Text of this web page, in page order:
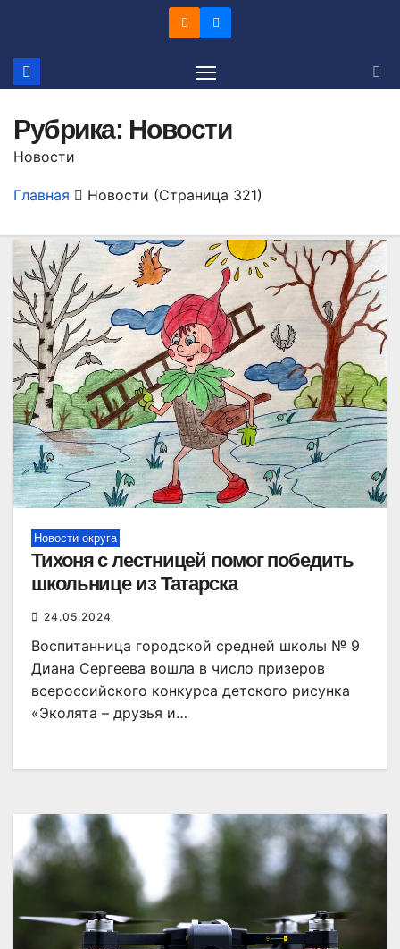
содержимому
Рубрика: Новости
Новости
Главная Новости (Страница 321)
Новости округа
Тихоня с лестницей помог победить
школьнице из Татарска
24.05.2024
Воспитанница городской средней школы № 9
Диана Сергеева вошла в число призеров
всероссийского конкурса детского рисунка
«Эколята – друзья и…